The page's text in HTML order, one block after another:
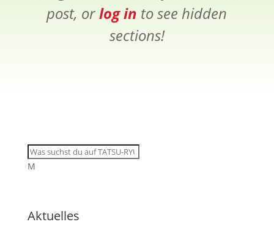
post, orlog in to see hidden
sections!
M
Aktuelles